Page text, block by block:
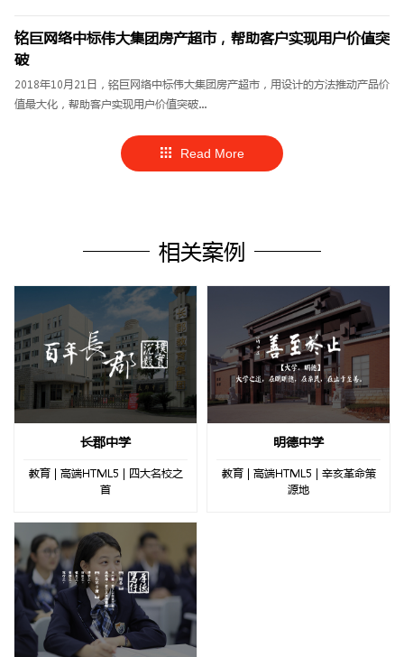
南......
铭巨网络中标伟大集团房产超市，帮助客户实现用户价值突
破
2018年10月21日，铭巨网络中标伟大集团房产超市，用设计的方法推动产品价
值最大化，帮助客户实现用户价值突破...
Read More
相关案例
长郡中学
教育 | 高端HTML5 | 四大名校之
首
明德中学
教育 | 高端HTML5 | 辛亥革命策
源地